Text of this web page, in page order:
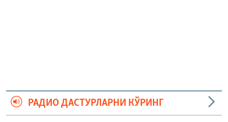
РАДИО ДАСТУРЛАРНИ КЎРИНГ